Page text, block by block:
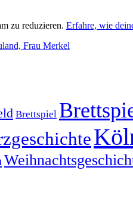
zu reduzieren. Erfahre, wie
Frau Merkel
Brettspiel